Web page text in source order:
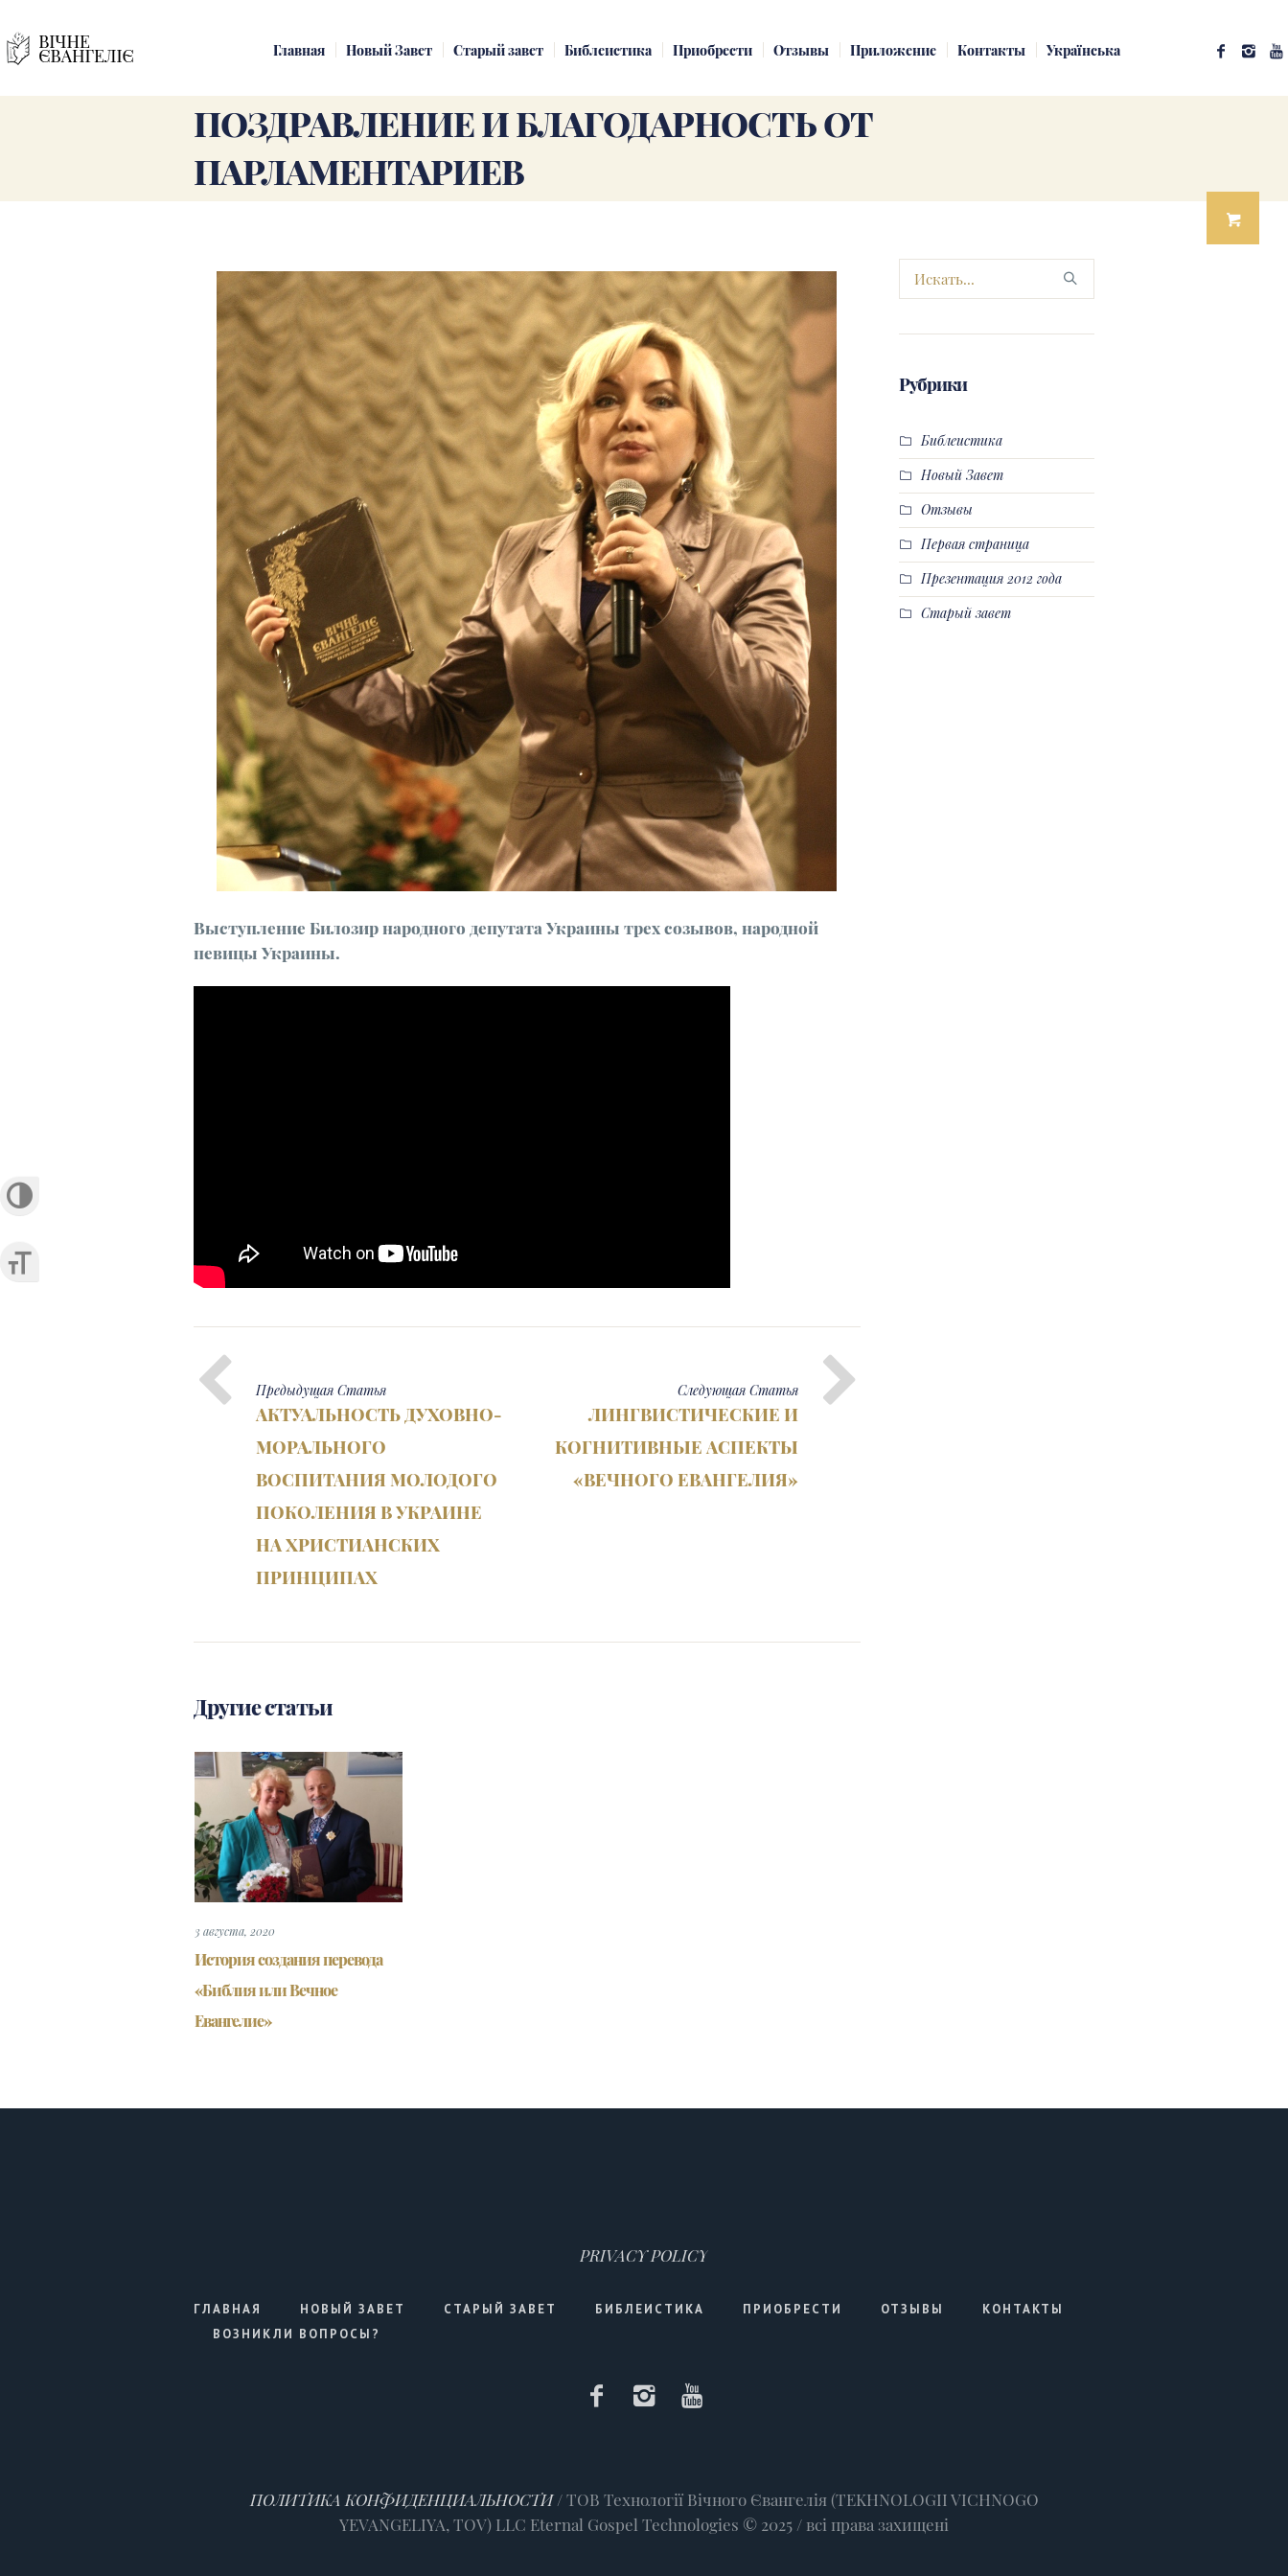
ПЕРЕКЛЮЧИТЬ НА ВЫСОКУЮ КОНТРАСТНОСТЬ
ПЕРЕКЛЮЧИТЬ НА УВЕЛИЧЕННЫЙ ШРИФТ
Главная Новый Завет Старый завет Библеистика Приобрести Отзывы Приложение Контакты Українська
ПОЗДРАВЛЕНИЕ И БЛАГОДАРНОСТЬ ОТ
ПАРЛАМЕНТАРИЕВ
Выступление Билозир народного депутата Украины трех созывов, народной
певицы Украины.
Предыдущая Статья
АКТУАЛЬНОСТЬ ДУХОВНО-
МОРАЛЬНОГО
ВОСПИТАНИЯ МОЛОДОГО
ПОКОЛЕНИЯ В УКРАИНЕ
НА ХРИСТИАНСКИХ
ПРИНЦИПАХ
СледующаяСтатья
ЛИНГВИСТИЧЕСКИЕ И
КОГНИТИВНЫЕ АСПЕКТЫ
«ВЕЧНОГО ЕВАНГЕЛИЯ»
Другие статьи
3 августа, 2020
История создания перевода
«Библия или Вечное
Евангелие»
Рубрики
Библеистика
Новый Завет
Отзывы
Первая страница
Презентация 2012 года
Старый завет
PRIVACY POLICY
ГЛАВНАЯ НОВЫЙ ЗАВЕТ СТАРЫЙ ЗАВЕТ БИБЛЕИСТИКА ПРИОБРЕСТИ ОТЗЫВЫ
КОНТАКТЫ
ВОЗНИКЛИ ВОПРОСЫ?
ПОЛИТИКА КОНФИДЕНЦИАЛЬНОСТИ/ ТОВ Технології Вічного Євангелія (TEKHNOLOGII VICHNOGO
YEVANGELIYA, TOV) LLC Eternal Gospel Technologies © 2025 / всі права захищені